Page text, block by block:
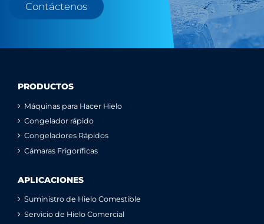
Contáctenos
PRODUCTOS
Máquinas para Hacer Hielo
Congelador rápido
Congeladores Rápidos
Cámaras Frigoríficas
APLICACIONES
Suministro de Hielo Comestible
Servicio de Hielo Comercial